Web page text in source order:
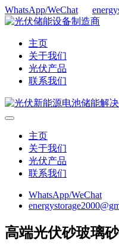
WhatsApp/WeChat
主页
关于我们
光伏产品
联系我们
主页
关于我们
光伏产品
联系我们
WhatsApp/WeChat
高端光伏砂玻璃